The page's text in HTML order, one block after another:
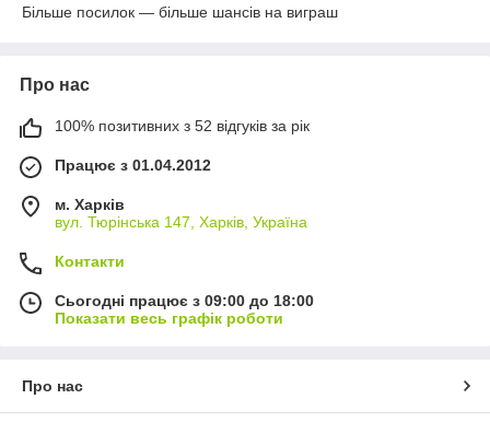
Більше посилок — більше шансів на виграш
Про нас
100% позитивних з 52 відгуків за рік
Працює з 01.04.2012
м. Харків
вул. Тюрінська 147, Харків, Україна
Контакти
Сьогодні працює з 09:00 до 18:00
Показати весь графік роботи
Про нас